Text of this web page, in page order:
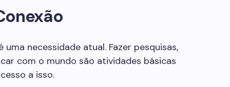
necessidade atual. Fazer pesquisas,
com o mundo são atividades básicas
a isso.